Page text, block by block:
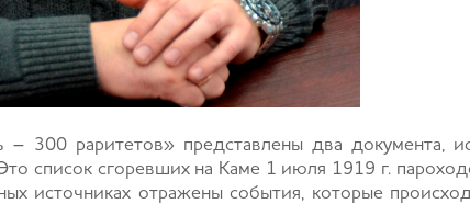
300 раритетов» представлены два документа,
список сгоревших на Каме 1 июля 1919 г.
источниках отражены события, которые